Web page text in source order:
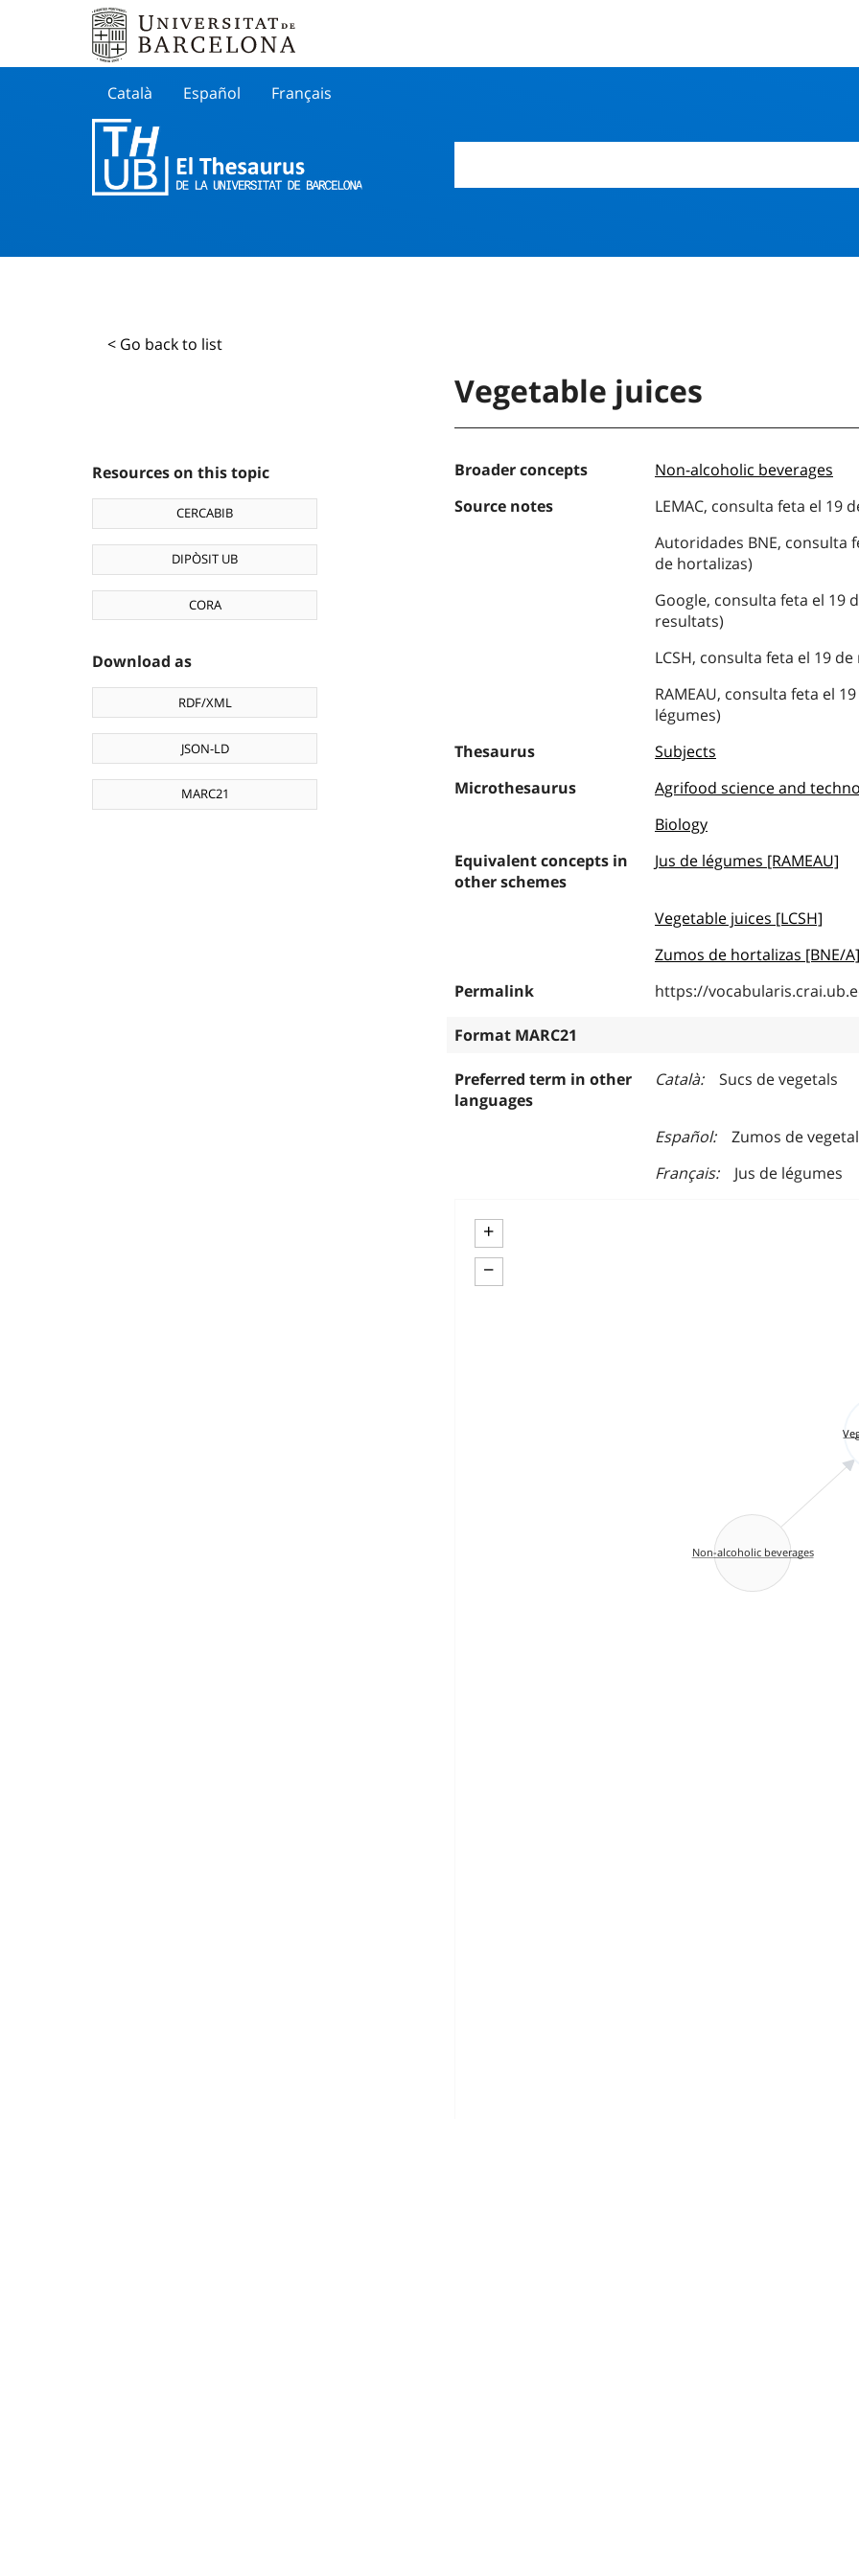
Català Español Français
< Go back to list
Resources on this topic
CERCABIB
DIPÒSIT UB
CORA
Download as
RDF/XML
JSON-LD
MARC21
Vegetable juices
Broader concepts
Non-alcoholic beverages
Source notes
LEMAC, consulta feta el 19
Autoridades BNE, consulta
de hortalizas)
Google, consulta feta el 19
resultats)
LCSH, consulta feta el 19
RAMEAU, consulta feta el
légumes)
Thesaurus
Subjects
Microthesaurus
Agrifood science and
Biology
Equivalent concepts in
other schemes
Jus de légumes [RAMEAU]
Vegetable juices [LCSH]
Zumos de hortalizas [BNE/A]
Permalink
https://
Format MARC21
Preferred term in other
languages
Català Sucs de vegetals
Español
Zumos de
Français
Jus de légumes
+
−
Non-alcoholic beverages